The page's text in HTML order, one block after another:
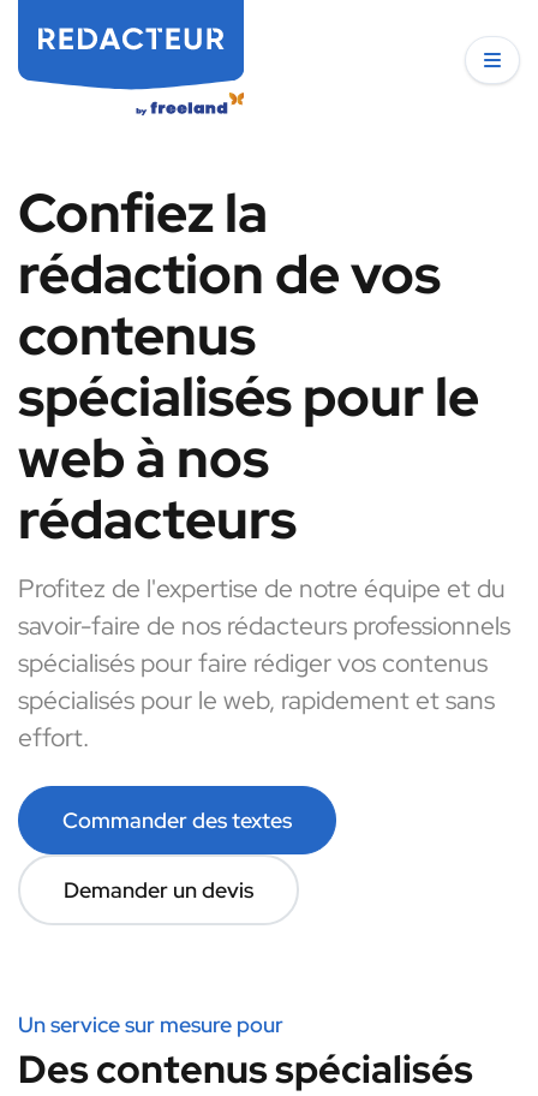
Confiez la
rédaction de vos
contenus
spécialisés pour le
web à nos
rédacteurs
Profitez de l'expertise de notre équipe et du
savoir-faire de nos rédacteurs professionnels
spécialisés pour faire rédiger vos contenus
spécialisés pour le web, rapidement et sans
effort.
Commander des textes
Demander un devis
Un service sur mesure pour
Des contenus spécialisés